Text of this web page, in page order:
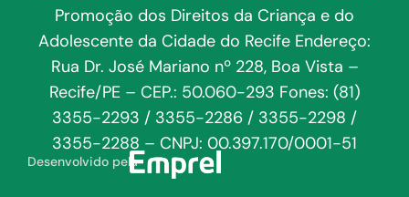
Promoção dos Direitos da Criança e do
Adolescente da Cidade do Recife Endereço:
Rua Dr. José Mariano nº 228, Boa Vista –
Recife/PE – CEP.: 50.060-293 Fones: (81)
3355-2293 / 3355-2286 / 3355-2298 /
3355-2288 – CNPJ: 00.397.170/0001-51
Desenvolvido pela